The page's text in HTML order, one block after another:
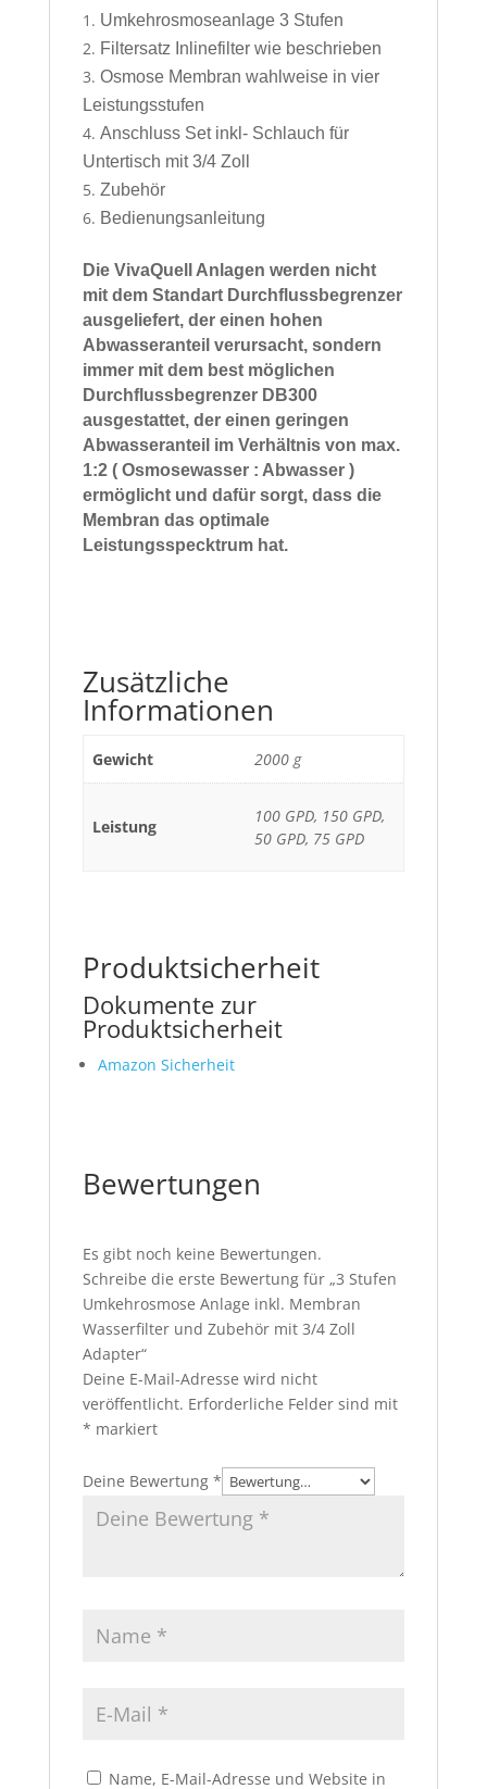
Umkehrosmoseanlage 3 Stufen
Filtersatz Inlinefilter wie beschrieben
Osmose Membran wahlweise in vier
Leistungsstufen
Anschluss Set inkl- Schlauch für
Untertisch mit 3/4 Zoll
Zubehör
Bedienungsanleitung
Die VivaQuell Anlagen werden nicht
mit dem Standart Durchflussbegrenzer
ausgeliefert, der einen hohen
Abwasseranteil verursacht, sondern
immer mit dem best möglichen
Durchflussbegrenzer DB300
ausgestattet, der einen geringen
Abwasseranteil im Verhältnis von max.
1:2 ( Osmosewasser : Abwasser )
ermöglicht und dafür sorgt, dass die
Membran das optimale
Leistungsspecktrum hat.
Zusätzliche
Informationen
Gewicht 2000 g
Leistung
100 GPD, 150 GPD,
50 GPD, 75 GPD
Produktsicherheit
Dokumente zur
Produktsicherheit
Amazon Sicherheit
Bewertungen
Es gibt noch keine Bewertungen.
Schreibe die erste Bewertung für „3 Stufen
Umkehrosmose Anlage inkl. Membran
Wasserfilter und Zubehör mit 3/4 Zoll
Adapter“
Deine E-Mail-Adresse wird nicht
veröffentlicht. Erforderliche Felder sind mit
* markiert
Deine Bewertung *
Name, E-Mail-Adresse und Website in